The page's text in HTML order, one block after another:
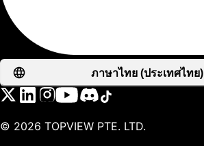
ภาษาไทย (ประเทศไทย)
© 2026 TOPVIEW PTE. LTD.